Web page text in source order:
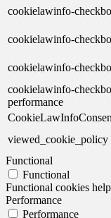
cookielawinfo-
cookielawinfo-
cookielawinfo-
cookielawinfo-
performance
viewed_cookie_policy
Functional
Functional
Functional cookies
Performance
Performance